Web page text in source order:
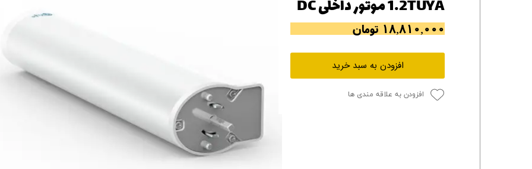
1.2TUYA موتور داخلی DC
۱۸,۸۱۰,۰۰۰ تومان
افزودن به سبد خرید
افزودن به علاقه مندی ها